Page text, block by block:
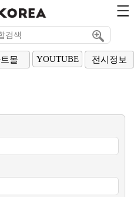
몰 YOUTUBE 전시정보